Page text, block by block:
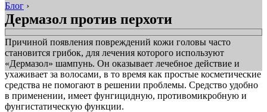
Блог ›
Дермазол против перхоти
Причиной появления повреждений кожи головы часто
становится грибок, для лечения которого используют
«Дермазол» шампунь. Он оказывает лечебное действие и
ухаживает за волосами, в то время как простые косметические
средства не помогают в решении проблемы. Средство удобно
в применении, имеет фунгицидную, противомикробную и
фунгистатическую функции.